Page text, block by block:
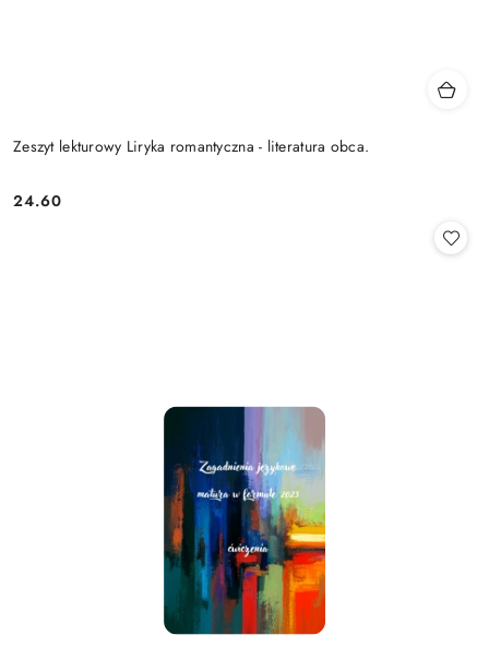
Zeszyt lekturowy Liryka romantyczna - literatura obca.
Cena:
24.60